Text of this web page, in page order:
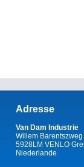
Adresse
Van Dam Industrie
Willem Barentszweg
5928LM VENLO
Niederlande